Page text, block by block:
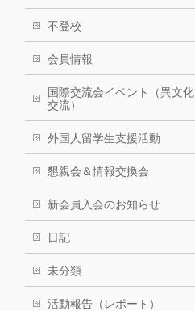
不登校
会員情報
国際交流会イベント（異文化
交流）
外国人留学生支援活動
懇親会＆情報交換会
新会員入会のお知らせ
日記
未分類
活動報告（レポート）